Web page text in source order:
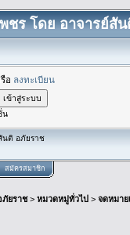
ชร โดย อาจารย์สั
อ ลงทะเบียน
น
นติ อภัยราช
สมัครสมาชิก
ภัยราช> หมวดหมู่ทั่วไป > จดหมา